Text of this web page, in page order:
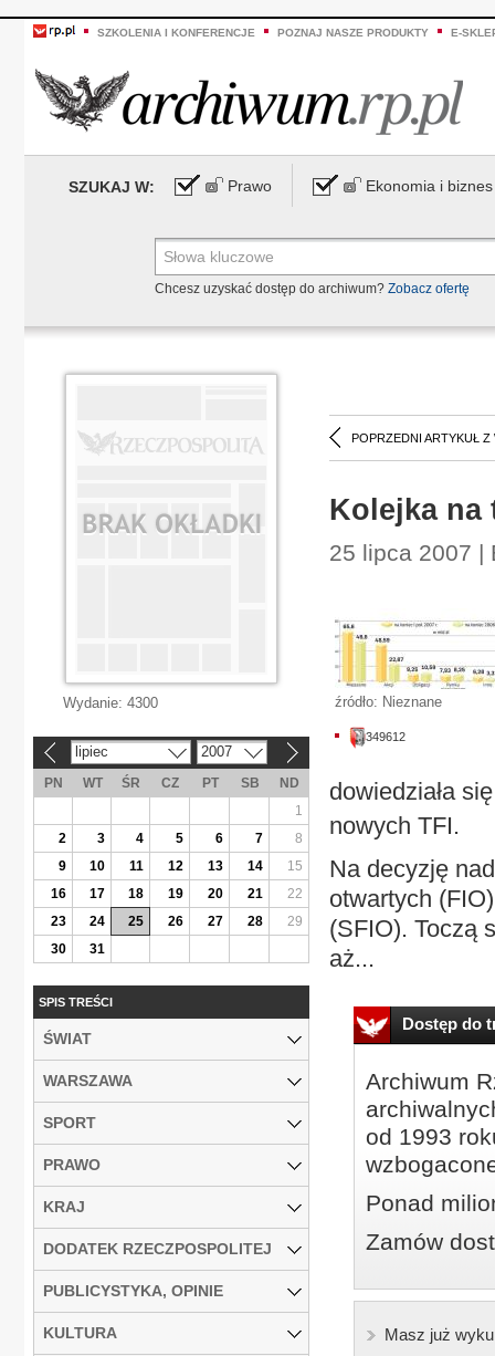
SZKOLENIA I KONFERENCJE POZNAJ NASZE PRODUKTY E-
SZUKAJ W: Prawo Ekonomia i biznes
Chcesz uzyskać dostęp do archiwum? Zobacz ofertę
POPRZEDNI ARTYKUŁ Z
Kolejka na
25 lipca 2007 |
źródło: Nieznane
349612
dowiedziała
nowych TFI.
Na decyzję
otwartych
(SFIO). Toczą
aż...
Dostęp do
Archiwum
od 1993
Ponad
Zamów
Masz już
Wydanie: 4300
lipiec 2007
PN WT ŚR CZ PT SB
ND
1
2
3 4 5 6 7
8
9
10 11 12 13 14
15
16
17 18 19 20 21
22
23
24 25 26 27 28
29
30
31
SPIS TREŚCI
ŚWIAT
WARSZAWA
SPORT
PRAWO
KRAJ
DODATEK RZECZPOSPOLITEJ
PUBLICYSTYKA, OPINIE
KULTURA